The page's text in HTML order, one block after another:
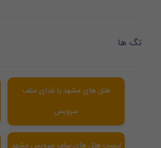
تگ ها
هتل های مشهد با غذای سلف
سرویس
لیست هتل های سلف سرویس مشهد